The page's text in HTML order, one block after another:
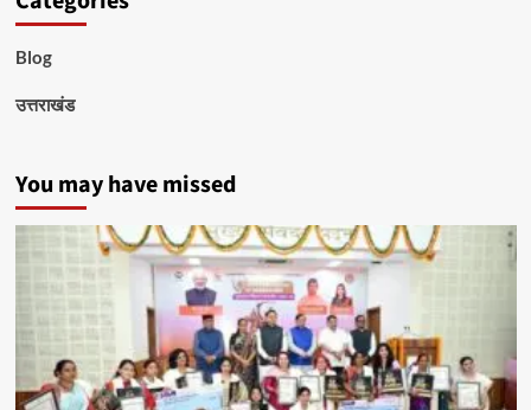
Blog
उत्तराखंड
You may have missed